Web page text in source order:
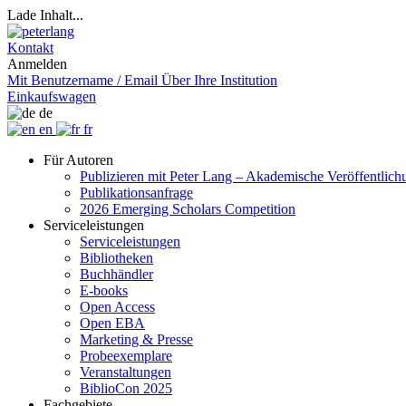
Lade Inhalt...
Kontakt
Anmelden
Mit Benutzername / Email Über Ihre Institution
Einkaufswagen
de
en
fr
Für Autoren
Publizieren mit Peter Lang – Akademische
Publikationsanfrage
2026 Emerging Scholars Competition
Serviceleistungen
Serviceleistungen
Bibliotheken
Buchhändler
E-books
Open Access
Open EBA
Marketing & Presse
Probeexemplare
Veranstaltungen
BiblioCon 2025